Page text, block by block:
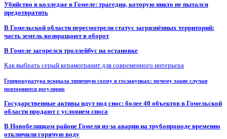
Убийство в колледже в Гомеле: трагедия, которую никто не пытался
предотвратить
В Гомельской области пересмотрели статус загрязнённых территорий:
часть земель возвращают в оборот
В Гомеле загорелся троллейбус на остановке
Как выбрать серый керамогранит для современного интерьера
Генпрокуратура вскрыла типичную схему в госзакупках: почему такие случаи
повторяются регулярно
Государственные активы идут под снос: более 40 объектов в Гомельской
области продают с условием сноса
В Новобелицком районе Гомеля из-за аварии на трубопроводе временно
отключили горячую воду